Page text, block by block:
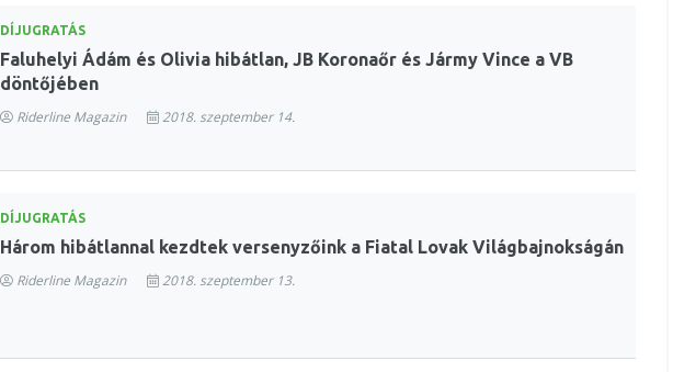
DÍJUGRATÁS
Faluhelyi Ádám és Olivia hibátlan, JB Koronaőr és Jármy Vince a VB
döntőjében
Riderline Magazin 2018. szeptember 14.
DÍJUGRATÁS
Három hibátlannal kezdtek versenyzőink a Fiatal Lovak Világbajnokságán
Riderline Magazin 2018. szeptember 13.